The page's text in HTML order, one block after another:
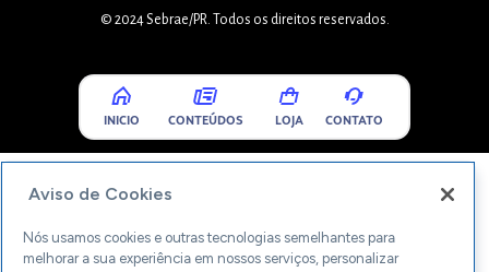
© 2024 Sebrae/PR. Todos os direitos reservados.
INICIO CONTEÚDOS LOJA CONTATO
Aviso de Cookies
Nós usamos cookies e outras tecnologias semelhantes para
melhorar a sua experiência em nossos serviços, personalizar